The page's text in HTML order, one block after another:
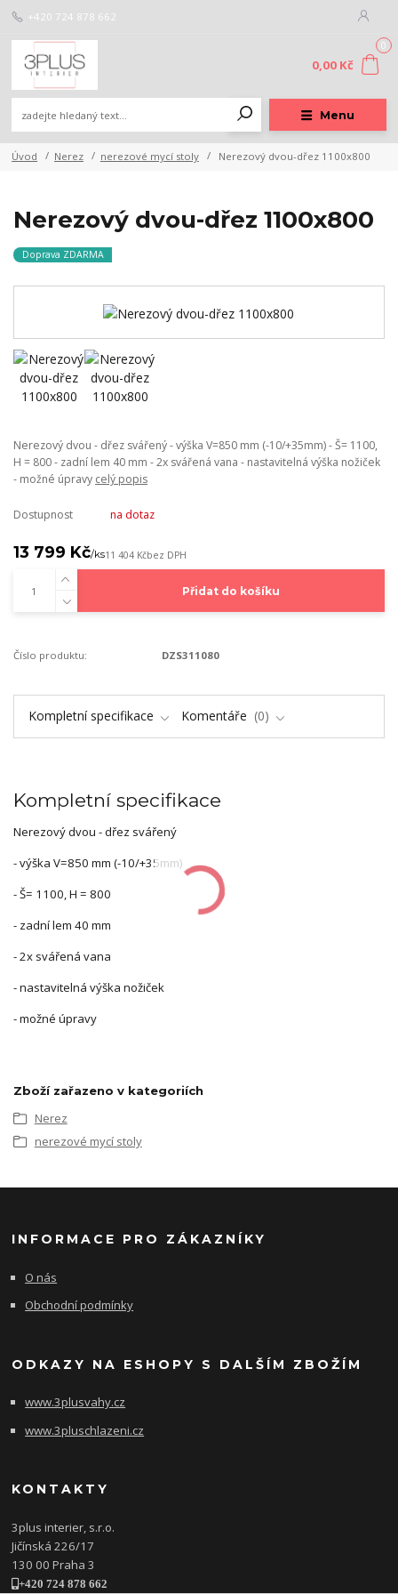
Menu
+420 724 878 662
0
0,00 Kč
Úvod Nerez nerezové mycí stoly Nerezový dvou-dřez 1100x800
Nerezový dvou-dřez 1100x800
Doprava ZDARMA
Nerezový dvou - dřez svářený - výška V=850 mm (-10/+35mm) - Š= 1100,
H = 800 - zadní lem 40 mm - 2x svářená vana - nastavitelná výška nožiček
- možné úpravy celý popis
Dostupnost na dotaz
13 799 Kč/ks11 404 Kčbez DPH
Přidat do košíku
Číslo produktu: DZS311080
Kompletní specifikace Komentáře 0
Kompletní specifikace
Nerezový dvou - dřez svářený
- výška V=850 mm (-10/+35mm)
- Š= 1100, H = 800
- zadní lem 40 mm
- 2x svářená vana
- nastavitelná výška nožiček
- možné úpravy
Zboží zařazeno v kategoriích
Nerez
nerezové mycí stoly
INFORMACE PRO ZÁKAZNÍKY
O nás
Obchodní podmínky
ODKAZY NA ESHOPY S DALŠÍM ZBOŽÍM
www.3plusvahy.cz
www.3pluschlazeni.cz
KONTAKTY
3plus interier, s.r.o.
Jičínská 226/17
130 00 Praha 3
+420 724 878 662